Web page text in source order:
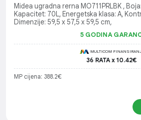
Midea ugradna rerna MO711PRLBK ,
Kapacitet: 70L, Energetska klasa: A,
Dimenzije: 59,5 x 57,5 x 59,5 cm,
5 GODINA
MULTICOM
36 RATA x 10.42€
MP cijena: 388.2€